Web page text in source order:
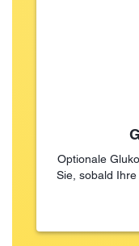
Optionale
Sie, sobald